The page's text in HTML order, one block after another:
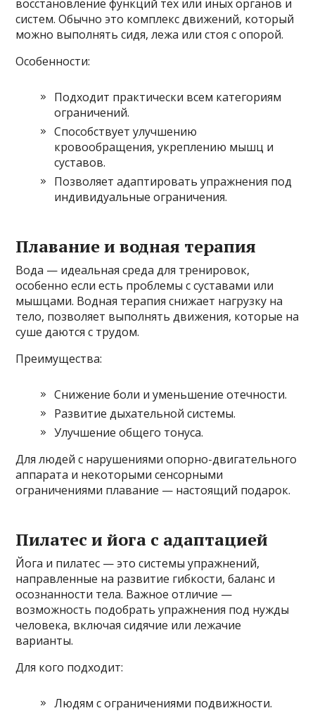
восстановление функций тех или иных органов и
систем. Обычно это комплекс движений, который
можно выполнять сидя, лежа или стоя с опорой.
Особенности:
Подходит практически всем категориям
ограничений.
Способствует улучшению
кровообращения, укреплению мышц и
суставов.
Позволяет адаптировать упражнения под
индивидуальные ограничения.
Плавание и водная терапия
Вода — идеальная среда для тренировок,
особенно если есть проблемы с суставами или
мышцами. Водная терапия снижает нагрузку на
тело, позволяет выполнять движения, которые на
суше даются с трудом.
Преимущества:
Снижение боли и уменьшение отечности.
Развитие дыхательной системы.
Улучшение общего тонуса.
Для людей с нарушениями опорно-двигательного
аппарата и некоторыми сенсорными
ограничениями плавание — настоящий подарок.
Пилатес и йога с адаптацией
Йога и пилатес — это системы упражнений,
направленные на развитие гибкости, баланс и
осознанности тела. Важное отличие —
возможность подобрать упражнения под нужды
человека, включая сидячие или лежачие
варианты.
Для кого подходит:
Людям с ограничениями подвижности.